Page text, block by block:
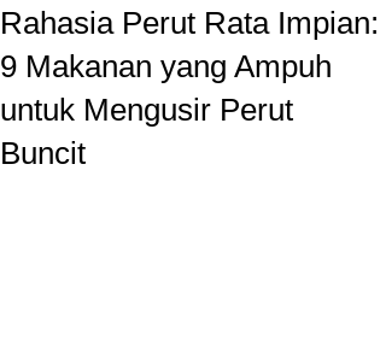
Rahasia Perut Rata Impian:
9 Makanan yang Ampuh
untuk Mengusir Perut
Buncit